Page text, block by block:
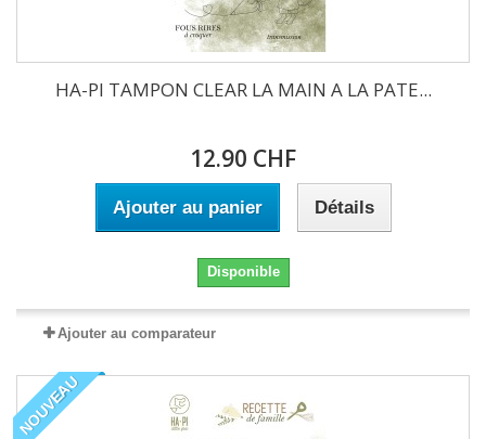
HA-PI TAMPON CLEAR LA MAIN A LA PATE...
12.90 CHF
Ajouter au panier Détails
Disponible
Ajouter au comparateur
NOUVEAU